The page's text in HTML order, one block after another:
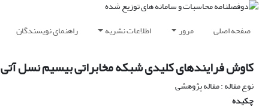
صفحه اصلی مرور اطلاعات نشریه راهنمای نویسندگان
کاوش فرایندهای کلیدی شبکه‌ مخابراتی بیسیم نسل آتی
نوع مقاله : مقاله پژوهشی
چکیده